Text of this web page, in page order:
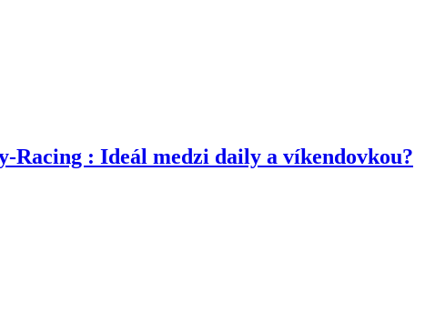
Racing : Ideál medzi daily a víkendovkou?